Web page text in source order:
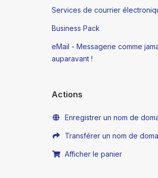
Services de courrier
Business Pack
eMail - Messagerie comme
auparavant !
Actions
Enregistrer un nom de
Transférer un nom de
Afficher le panier